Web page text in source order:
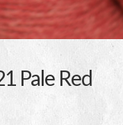
Pale Red